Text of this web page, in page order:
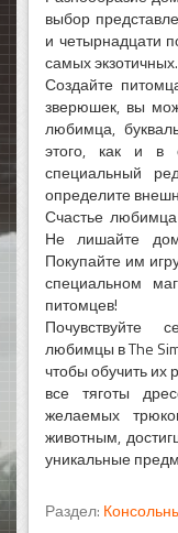
выбор
и четырнадцати
самых экзотичных.
Создайте
зверюшек, вы
любимца,
этого, как и в
специальный
определите
Счастье
Не лишайте
Покупайте им
специальном
питомцев!
Почувствуйте
любимцы в The
чтобы обучить
все тяготы
желаемых
животным,
уникальные
Раздел: